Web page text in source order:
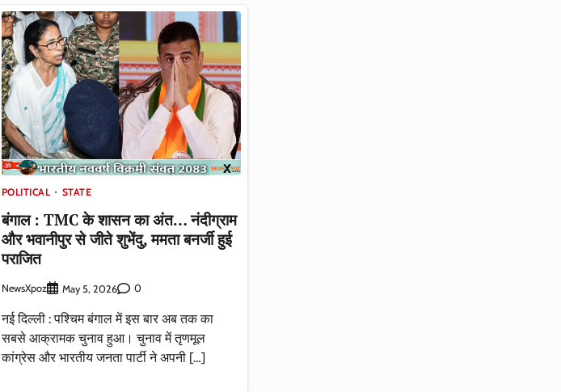
POLITICAL STATE
बंगाल : TMC के शासन का अंत… नंदीग्राम
और भवानीपुर से जीते शुभेंदु, ममता बनर्जी हुई
पराजित
NewsXpoz May 5, 2026 0
नई दिल्ली : पश्चिम बंगाल में इस बार अब तक का
सबसे आक्रामक चुनाव हुआ। चुनाव में तृणमूल
कांग्रेस और भारतीय जनता पार्टी ने अपनी […]